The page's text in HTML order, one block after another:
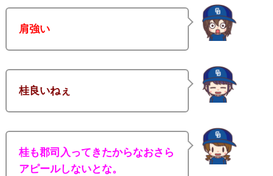
肩強い
桂良いねぇ
桂も郡司入ってきたからなおさら
アピールしないとな。